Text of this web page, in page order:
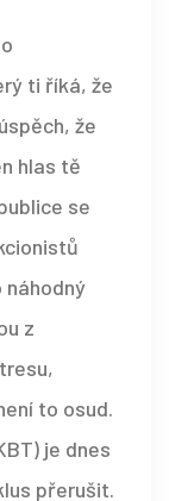
ti říká, že
že
hlas tě
se
náhodný
z
to osud.
je dnes
přerušit.